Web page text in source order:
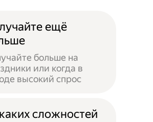
ещё
больше на
или когда в
высокий спрос
сложностей